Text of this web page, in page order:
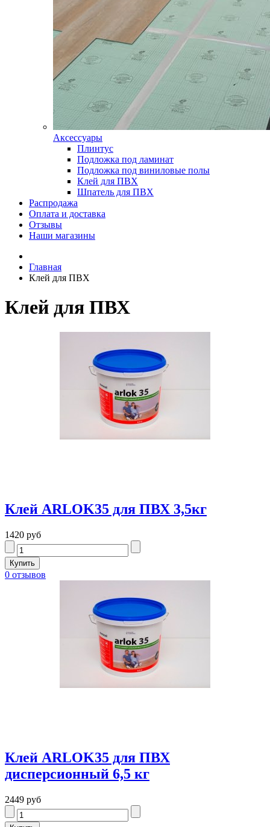
Аксессуары
Плинтус
Подложка под ламинат
Подложка под виниловые полы
Клей для ПВХ
Шпатель для ПВХ
Распродажа
Оплата и доставка
Отзывы
Наши магазины
Главная
Клей для ПВХ
Клей для ПВХ
Клей ARLOK35 для ПВХ 3,5кг
1420 руб
0 отзывов
Клей ARLOK35 для ПВХ
дисперсионный 6,5 кг
2449 руб